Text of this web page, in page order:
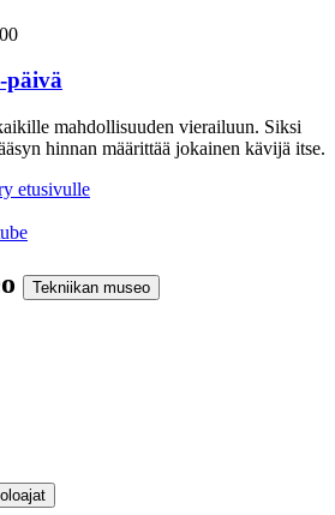
päivä
mahdollisuuden vierailuun. Siksi
hinnan määrittää jokainen kävijä itse.
Tekniikan museo